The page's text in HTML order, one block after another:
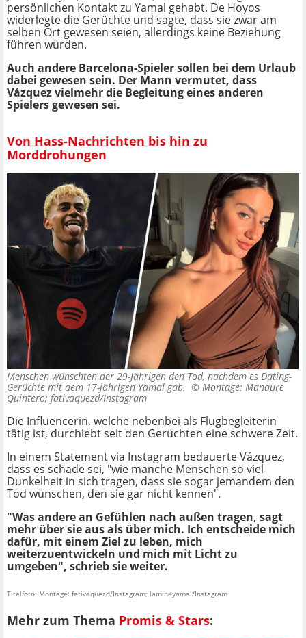
persönlichen Kontakt zu Yamal gehabt. De Hoyos
widerlegte die Gerüchte und sagte, dass sie zwar am
selben Ort gewesen seien, allerdings keine Beziehung
führen würden.
Auch andere Barcelona-Spieler sollen bei dem Urlaub
dabei gewesen sein. Der Mann vermutet, dass
Vázquez vielmehr die Begleitung eines anderen
Spielers gewesen sei.
Von Hass-Nachrichten bis hin zu
Morddrohungen
Menschen wünschten der 29-Jährigen den Tod, nachdem es Dating-
Gerüchte mit dem 17-jährigen Yamal gab. © Montage: Manaure
Quintero; fativaquezd/Instagram
Die Influencerin, welche nebenbei als Flugbegleiterin
tätig ist, durchlebt seit den Gerüchten eine schwere Zeit.
In einem Statement via Instagram bedauerte Vázquez,
dass es schade sei, "wie manche Menschen so viel
Dunkelheit in sich tragen, dass sie sogar jemandem den
Tod wünschen, den sie gar nicht kennen".
"Was andere an Gefühlen nach außen tragen, sagt
mehr über sie aus als über mich. Ich entscheide mich
dafür, mit einem Ziel zu leben, mich
weiterzuentwickeln und mich mit Licht zu
umgeben", schrieb sie weiter.
Titelfoto: Montage: fativaquezd/Instagram; lamineyamal/Instagram
Mehr zum Thema Promis & Stars: